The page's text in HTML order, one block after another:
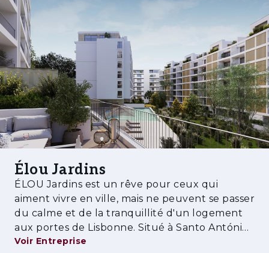
sport, des services de santé et des
commerces.
Caractéristiques:
• Balcons intérieurs spacieux et agréables
• Cuisine équipée
• Piscine
• Salle de sport
• Salle polyvalente
• Hall décoré
• Espaces verts et de loisirs
• Bon accès au centre-ville
Élou Jardins
ÉLOU Jardins est un rêve pour ceux qui
aiment vivre en ville, mais ne peuvent se passer
du calme et de la tranquillité d'un logement
aux portes de Lisbonne. Situé à Santo António
dos Cavaleiros, à Loures, il se trouve à
Voir Entreprise